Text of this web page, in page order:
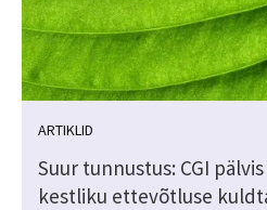
ARTIKLID
Suur tunnustus: CGI
kestliku ettevõtluse